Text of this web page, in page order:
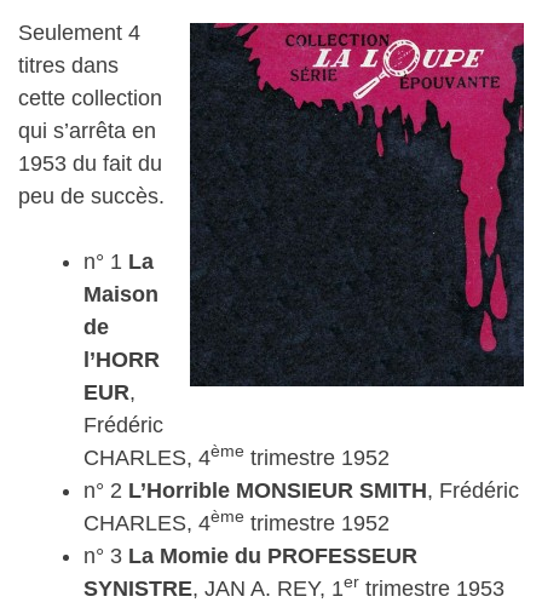
Seulement 4
titres dans
cette collection
qui s’arrêta en
1953 du fait du
peu de succès.
n° 1 La
Maison
de
l’HORR
EUR,
Frédéric
CHARLES, 4ème trimestre 1952
n° 2 L’Horrible MONSIEUR SMITH, Frédéric
CHARLES, 4ème trimestre 1952
n° 3 La Momie du PROFESSEUR
SYNISTRE, JAN A. REY, 1er trimestre 1953